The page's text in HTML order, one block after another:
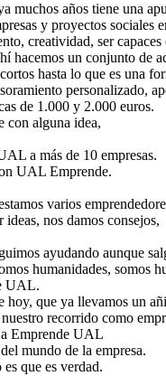
muchos años tiene una
y proyectos sociales
creatividad, ser capaces
hacemos un conjunto de
hasta lo que es una
personalizado,
de 1.000 y 2.000 euros.
con alguna idea,
a más de 10 empresas.
UAL Emprende.
varios
nos damos consejos,
ayudando aunque
humanidades, somos
UAL.
hoy, que ya llevamos un
recorrido como
Emprende UAL
mundo de la empresa.
que es verdad.